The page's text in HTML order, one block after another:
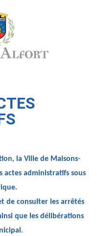
la Ville de Maisons-
administratifs sous
de consulter les arrêtés
que les délibérations